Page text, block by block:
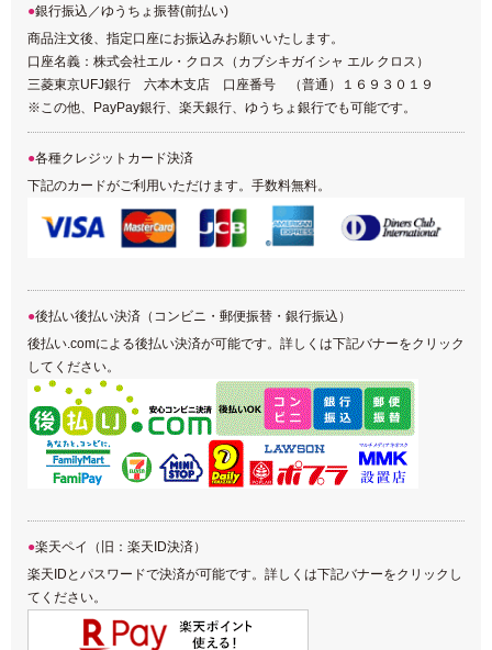
銀行振込／ゆうちょ振替(前払い)
商品注文後、指定口座にお振込みお願いいたします。
口座名義：株式会社エル・クロス（カブシキガイシャ エル クロス）
三菱東京UFJ銀行 六本木支店 口座番号 （普通）１６９３０１９
※この他、PayPay銀行、楽天銀行、ゆうちょ銀行でも可能です。
各種クレジットカード決済
下記のカードがご利用いただけます。手数料無料。
後払い後払い決済（コンビニ・郵便振替・銀行振込）
後払い.comによる後払い決済が可能です。詳しくは下記バナーをクリック
してください。
楽天ペイ（旧：楽天ID決済）
楽天IDとパスワードで決済が可能です。詳しくは下記バナーをクリックし
てください。